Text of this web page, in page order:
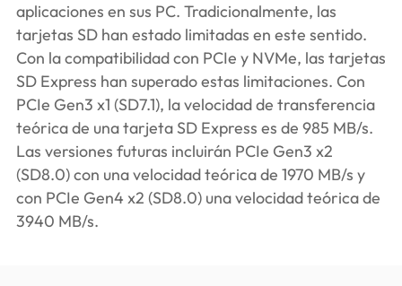
aplicaciones en sus PC. Tradicionalmente, las
tarjetas SD han estado limitadas en este sentido.
Con la compatibilidad con PCIe y NVMe, las tarjetas
SD Express han superado estas limitaciones. Con
PCIe Gen3 x1 (SD7.1), la velocidad de transferencia
teórica de una tarjeta SD Express es de 985 MB/s.
Las versiones futuras incluirán PCIe Gen3 x2
(SD8.0) con una velocidad teórica de 1970 MB/s y
con PCIe Gen4 x2 (SD8.0) una velocidad teórica de
3940 MB/s.